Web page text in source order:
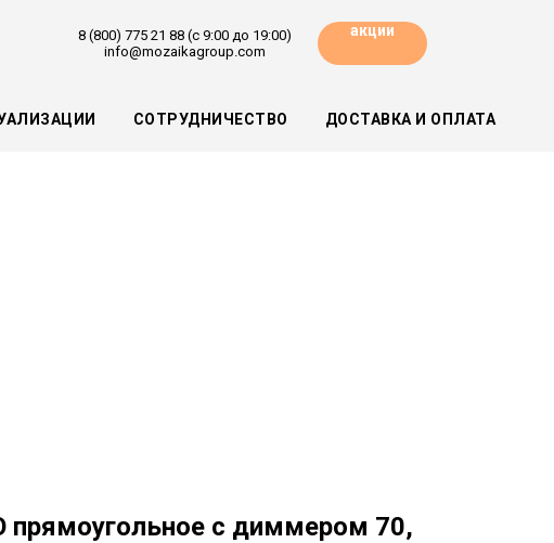
8 (800) 775 21 88 (с 9:00 до 19:00)
info@mozaikagroup.com
акции
СОТРУДНИЧЕСТВО ДОСТАВКА И ОПЛАТА
прямоугольное с диммером 70,